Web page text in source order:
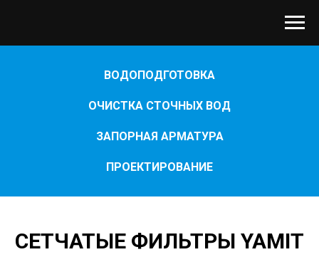
ВОДОПОДГОТОВКА
ОЧИСТКА СТОЧНЫХ ВОД
ЗАПОРНАЯ АРМАТУРА
ПРОЕКТИРОВАНИЕ
СЕТЧАТЫЕ ФИЛЬТРЫ YAMIT